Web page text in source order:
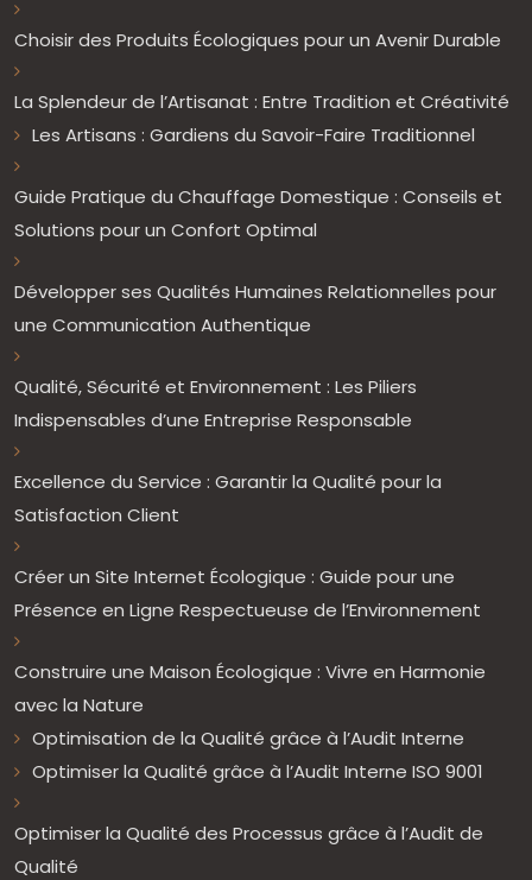
Choisir des Produits Écologiques pour un Avenir Durable
La Splendeur de l’Artisanat : Entre Tradition et Créativité
Les Artisans : Gardiens du Savoir-Faire Traditionnel
Guide Pratique du Chauffage Domestique : Conseils et
Solutions pour un Confort Optimal
Développer ses Qualités Humaines Relationnelles pour
une Communication Authentique
Qualité, Sécurité et Environnement : Les Piliers
Indispensables d’une Entreprise Responsable
Excellence du Service : Garantir la Qualité pour la
Satisfaction Client
Créer un Site Internet Écologique : Guide pour une
Présence en Ligne Respectueuse de l’Environnement
Construire une Maison Écologique : Vivre en Harmonie
avec la Nature
Optimisation de la Qualité grâce à l’Audit Interne
Optimiser la Qualité grâce à l’Audit Interne ISO 9001
Optimiser la Qualité des Processus grâce à l’Audit de
Qualité